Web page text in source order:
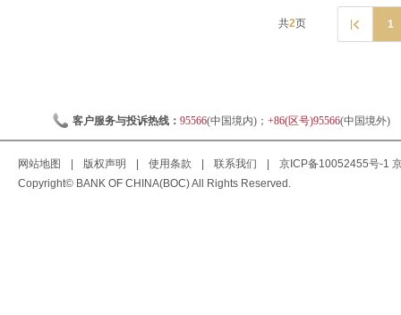
共2页 1
客户服务与投诉热线： 95566(中国境内)； +86(区号)95566(中国境外)
网站地图 版权声明 使用条款 联系我们 京ICP备10052455号-1
Copyright© BANK OF CHINA(BOC) All Rights Reserved.